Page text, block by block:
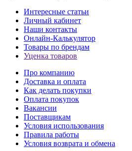
Интересные статьи
Личный кабинет
Наши контакты
Онлайн-Калькулятор
Товары по брендам
Уценка товаров
Про компанию
Доставка и оплата
Как делать покупки
Оплата покупок
Вакансии
Поставщикам
Условия использования
Правила работы
Условия возврата и обмена